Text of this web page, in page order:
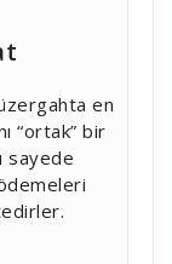
en
“ortak” bir
sayede